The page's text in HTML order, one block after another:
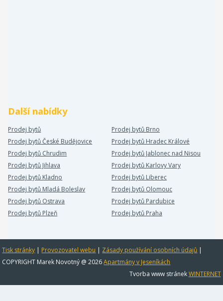
Další nabídky
Prodej bytů
Prodej bytů Brno
Prodej bytů České Budějovice
Prodej bytů Hradec Králové
Prodej bytů Chrudim
Prodej bytů Jablonec nad Nisou
Prodej bytů Jihlava
Prodej bytů Karlovy Vary
Prodej bytů Kladno
Prodej bytů Liberec
Prodej bytů Mladá Boleslav
Prodej bytů Olomouc
Prodej bytů Ostrava
Prodej bytů Pardubice
Prodej bytů Plzeň
Prodej bytů Praha
Tisk stránky | Provozovatel webu | Zásady používání osobních údajů |
COPYRIGHT Marek Novotný @ 2026Apartmány v Jeseníkách
Tvorba www stránekWINTERNET